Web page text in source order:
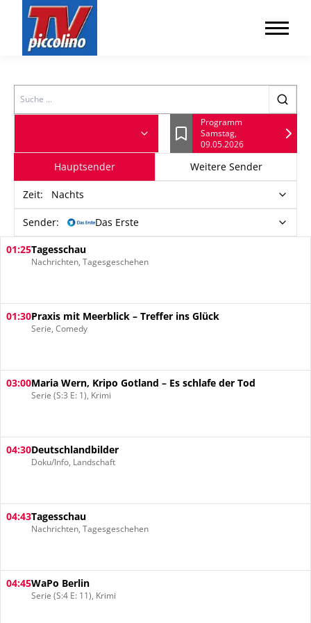
Search
Lesezeichen
Programm
Samstag,
09.05.2026
Hauptsender Weitere Sender
Zeit: Nachts
Sender: Das Erste
01:25Tagesschau
Nachrichten, Tagesgeschehen
01:30Praxis mit Meerblick – Treffer ins Glück
Serie, Comedy
03:00Maria Wern, Kripo Gotland – Es schlafe der Tod
Serie (S:3 E: 1), Krimi
04:30Deutschlandbilder
Doku/Info, Landschaft
04:43Tagesschau
Nachrichten, Tagesgeschehen
04:45WaPo Berlin
Serie (S:4 E: 11), Krimi